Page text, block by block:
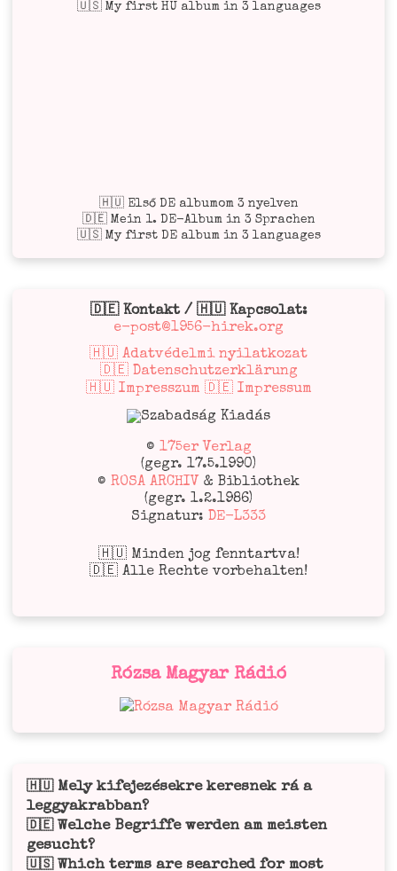
🇺🇸 My first HU album in 3 languages
🇭🇺 Első DE albumom 3 nyelven
🇩🇪 Mein 1. DE-Album in 3 Sprachen
🇺🇸 My first DE album in 3 languages
🇩🇪 Kontakt / 🇭🇺 Kapcsolat:
e-post@1956-hirek.org
🇭🇺 Adatvédelmi nyilatkozat
🇩🇪 Datenschutzerklärung
🇭🇺 Impresszum 🇩🇪 Impressum
© 175er Verlag
(gegr. 17.5.1990)
© ROSA ARCHIV & Bibliothek
(gegr. 1.2.1986)
Signatur: DE-L333
🇭🇺 Minden jog fenntartva!
🇩🇪 Alle Rechte vorbehalten!
Rózsa Magyar Rádió
🇭🇺 Mely kifejezésekre keresnek rá a
leggyakrabban?
🇩🇪 Welche Begriffe werden am meisten
gesucht?
🇺🇸 Which terms are searched for most